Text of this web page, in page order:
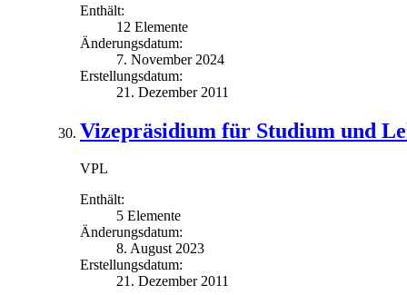
Enthält:
12 Elemente
Änderungsdatum:
7. November 2024
Erstellungsdatum:
21. Dezember 2011
Vizepräsidium für Studium und
VPL
Enthält:
5 Elemente
Änderungsdatum:
8. August 2023
Erstellungsdatum:
21. Dezember 2011